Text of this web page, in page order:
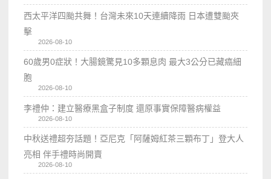
西太平洋四颱共舞！台灣未來10天連續降雨 日本遭雙颱夾
擊
2026-08-10
60歲男0症狀！大腸鏡驚見10多顆息肉 最大3公分已藏癌細
胞
2026-08-10
李禮仲：建立醫療黑盒子制度 還原事實保障醫病權益
2026-08-10
中秋送禮超夯話題！亞尼克「阿薩姆紅茶三顆布丁」登大人
亮相 伴手禮時尚開賣
2026-08-10